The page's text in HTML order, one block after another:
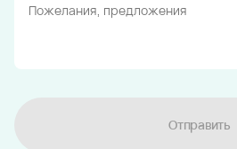
Отправить